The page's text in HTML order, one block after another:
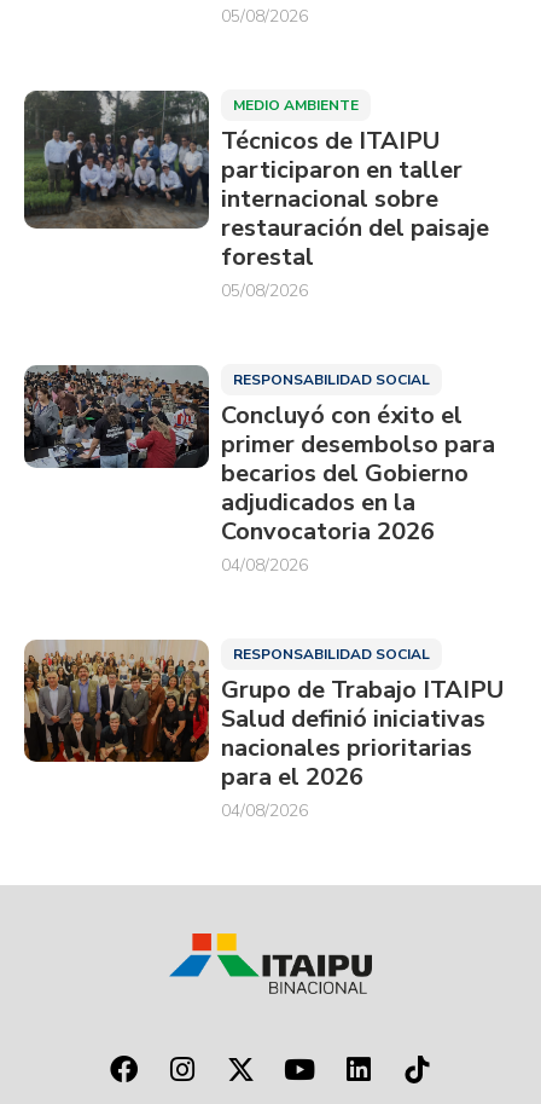
05/08/2026
MEDIO AMBIENTE
Técnicos de ITAIPU
participaron en taller
internacional sobre
restauración del paisaje
forestal
05/08/2026
RESPONSABILIDAD SOCIAL
Concluyó con éxito el
primer desembolso para
becarios del Gobierno
adjudicados en la
Convocatoria 2026
04/08/2026
RESPONSABILIDAD SOCIAL
Grupo de Trabajo ITAIPU
Salud definió iniciativas
nacionales prioritarias
para el 2026
04/08/2026